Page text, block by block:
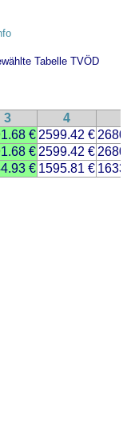
Tabelle TVÖD
3 4
€ 2599.42 €
€ 2599.42 €
€ 1595.81 €